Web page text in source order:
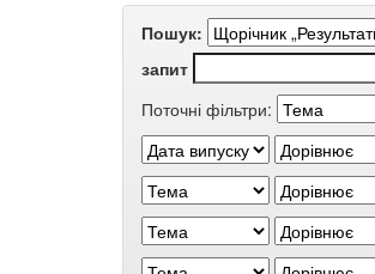
Пошук:
запит
Поточні фільтри: